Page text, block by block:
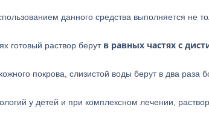
данного средства выполняется не
готовый раствор берут в равных частях с
покрова, слизистой воды берут в два раза
у детей и при комплексном лечении,